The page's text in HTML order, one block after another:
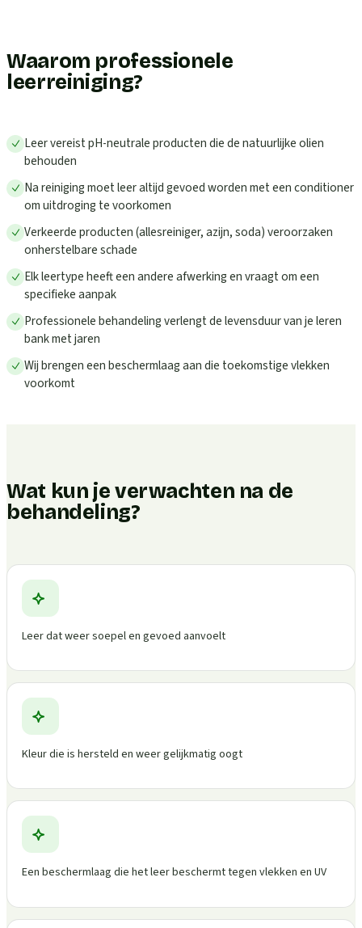
Waarom professionele
leerreiniging?
Leer vereist pH-neutrale producten die de natuurlijke olien
behouden
Na reiniging moet leer altijd gevoed worden met een conditioner
om uitdroging te voorkomen
Verkeerde producten (allesreiniger, azijn, soda) veroorzaken
onherstelbare schade
Elk leertype heeft een andere afwerking en vraagt om een
specifieke aanpak
Professionele behandeling verlengt de levensduur van je leren
bank met jaren
Wij brengen een beschermlaag aan die toekomstige vlekken
voorkomt
Wat kun je verwachten na de
behandeling?
Leer dat weer soepel en gevoed aanvoelt
Kleur die is hersteld en weer gelijkmatig oogt
Een beschermlaag die het leer beschermt tegen vlekken en UV